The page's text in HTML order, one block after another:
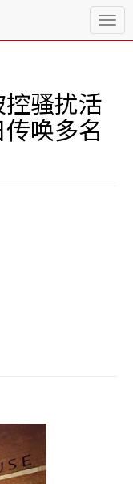
T
o
骚扰活
唤多名